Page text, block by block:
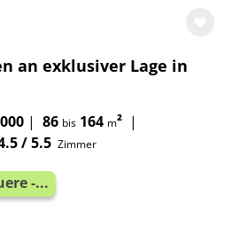
an exklusiver Lage in
| 86 bis 164 m² |
/ 5.5 Zimmer
-...